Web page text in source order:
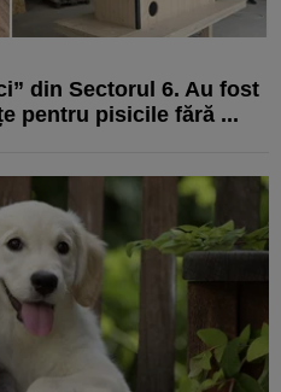
din Sectorul 6. Au fost
pentru pisicile fără ...